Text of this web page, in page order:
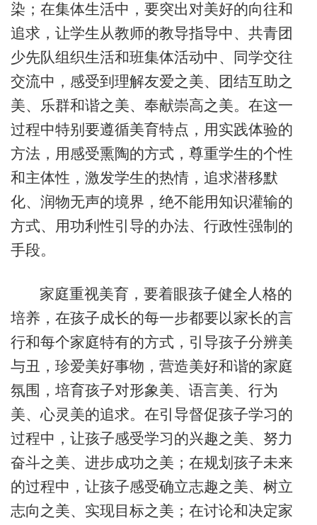
染；在集体生活中，要突出对美好的向往和
追求，让学生从教师的教导指导中、共青团
少先队组织生活和班集体活动中、同学交往
交流中，感受到理解友爱之美、团结互助之
美、乐群和谐之美、奉献崇高之美。在这一
过程中特别要遵循美育特点，用实践体验的
方法，用感受熏陶的方式，尊重学生的个性
和主体性，激发学生的热情，追求潜移默
化、润物无声的境界，绝不能用知识灌输的
方式、用功利性引导的办法、行政性强制的
手段。
家庭重视美育，要着眼孩子健全人格的
培养，在孩子成长的每一步都要以家长的言
行和每个家庭特有的方式，引导孩子分辨美
与丑，珍爱美好事物，营造美好和谐的家庭
氛围，培育孩子对形象美、语言美、行为
美、心灵美的追求。在引导督促孩子学习的
过程中，让孩子感受学习的兴趣之美、努力
奋斗之美、进步成功之美；在规划孩子未来
的过程中，让孩子感受确立志趣之美、树立
志向之美、实现目标之美；在讨论和决定家